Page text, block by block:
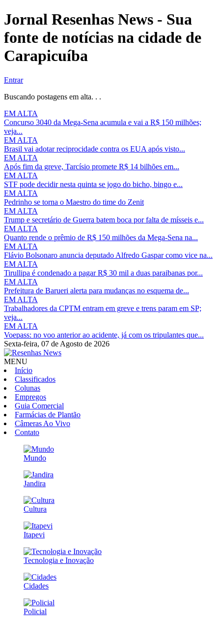
Jornal Resenhas News - Sua
fonte de notícias na cidade de
Carapicuíba
Entrar
Buscando postagens em alta. . .
EM ALTA
Concurso 3040 da Mega-Sena acumula e vai a R$ 150 milhões;
veja...
EM ALTA
Brasil vai adotar reciprocidade contra os EUA após visto...
EM ALTA
Após fim da greve, Tarcísio promete R$ 14 bilhões em...
EM ALTA
STF pode decidir nesta quinta se jogo do bicho, bingo e...
EM ALTA
Pedrinho se torna o Maestro do time do Zenit
EM ALTA
Trump e secretário de Guerra batem boca por falta de mísseis e...
EM ALTA
Quanto rende o prêmio de R$ 150 milhões da Mega-Sena na...
EM ALTA
Flávio Bolsonaro anuncia deputado Alfredo Gaspar como vice na...
EM ALTA
Tirullipa é condenado a pagar R$ 30 mil a duas paraibanas por...
EM ALTA
Prefeitura de Barueri alerta para mudanças no esquema de...
EM ALTA
Trabalhadores da CPTM entram em greve e trens param em SP;
veja...
EM ALTA
Voepass: no voo anterior ao acidente, já com os tripulantes que...
Sexta-feira, 07 de Agosto de 2026
MENU
Início
Classificados
Colunas
Empregos
Guia Comercial
Farmácias de Plantão
Câmeras Ao Vivo
Contato
Mundo
Jandira
Cultura
Itapevi
Tecnologia e Inovação
Cidades
Policial